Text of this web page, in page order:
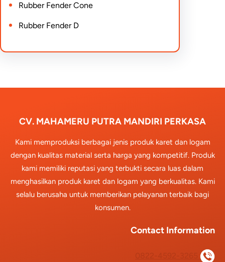
Rubber Fender Cone
Rubber Fender D
CV. MAHAMERU PUTRA MANDIRI PERKASA
Kami memproduksi berbagai jenis produk karet dan logam
dengan kualitas material serta harga yang kompetitif. Produk
kami memiliki reputasi yang terbukti secara luas dalam
menghasilkan produk karet dan logam yang berkualitas. Kami
selalu berusaha untuk memberikan pelayanan terbaik bagi
konsumen.
Contact Information